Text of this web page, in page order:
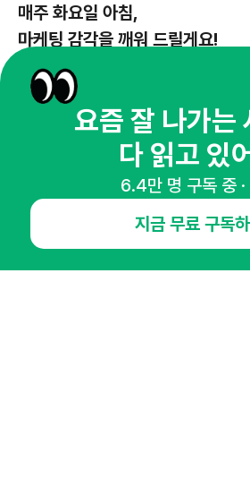
매주 화요일 아침,
마케팅 감각을 깨워 드릴게요!
뉴스레터 구독하기
오픈애즈란
요즘 잘 나가는
다 읽고 있
6.4만 명 구독 중 ·
지금 무료 구독하